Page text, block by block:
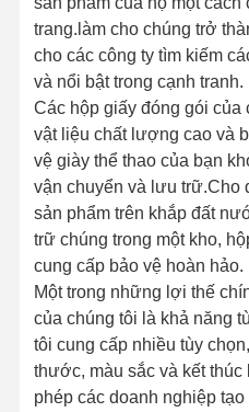
trang.làm cho chúng trở
cho các công ty tìm kiếm
và nổi bật trong cạnh tranh.
Các hộp giấy đóng gói
vật liệu chất lượng cao và
vệ giày thể thao của bạn
vận chuyển và lưu trữ.Cho
sản phẩm trên khắp đất
trữ chúng trong một kho,
cung cấp bảo vệ hoàn hảo.
Một trong những lợi thế
của chúng tôi là khả năng
tôi cung cấp nhiều tùy
thước, màu sắc và kết
phép các doanh nghiệp